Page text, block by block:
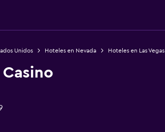
Unidos Hoteles en Nevada Hoteles en Las Vegas